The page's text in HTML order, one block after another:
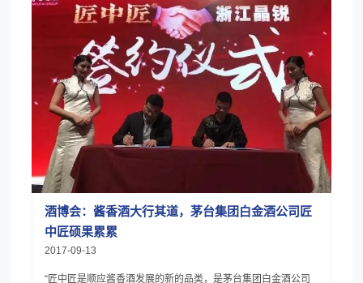
酒博会：酱香酒大行其道，茅台集团白金酒公司匠
中匠硕果累累
2017-09-13
“匠中匠是顺应酱香酒发展的新的品类，是茅台集团白金酒公司